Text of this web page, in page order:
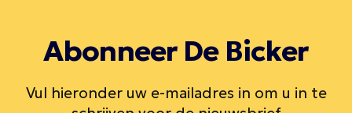
Abonneer De Bicker
Vul hieronder uw e-mailadres in om u in te